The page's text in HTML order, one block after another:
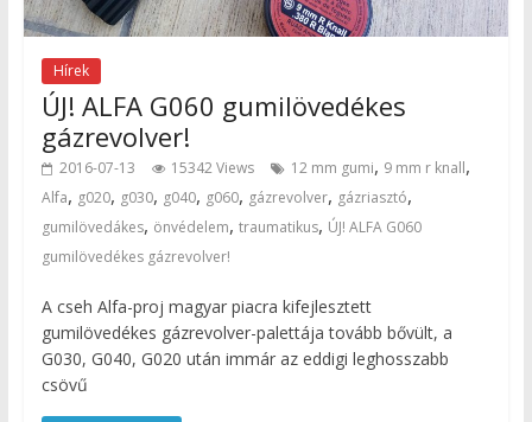
Hírek
ÚJ! ALFA G060 gumilövedékes
gázrevolver!
2016-07-13 15342 Views 12 mm gumi, 9 mm r knall,
Alfa, g020, g030, g040, g060, gázrevolver, gázriasztó,
gumilövedákes, önvédelem, traumatikus, ÚJ! ALFA G060
gumilövedékes gázrevolver!
A cseh Alfa-proj magyar piacra kifejlesztett
gumilövedékes gázrevolver-palettája tovább bővült, a
G030, G040, G020 után immár az eddigi leghosszabb
csövű